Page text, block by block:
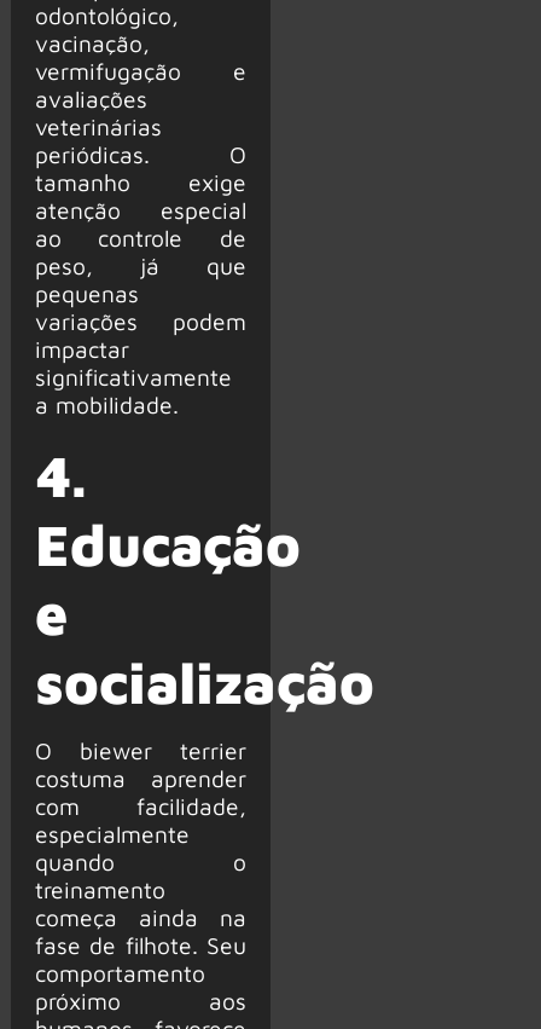
odontológico,
vacinação,
vermifugação e
avaliações
veterinárias
periódicas. O
tamanho exige
atenção especial
ao controle de
peso, já que
pequenas
variações podem
impactar
significativamente
a mobilidade.
4.
Educação
e
socialização
O biewer terrier
costuma aprender
com facilidade,
especialmente
quando o
treinamento
começa ainda na
fase de filhote. Seu
comportamento
próximo aos